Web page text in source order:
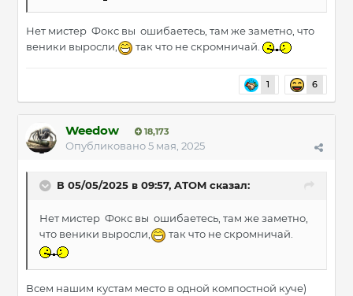
Нет мистер Фокс вы ошибаетесь, там же заметно, что
веники выросли,
так что не скромничай.
1 6
Weedow 18,173
Опубликовано5 мая, 2025
В 05/05/2025 в 09:57, ATOM сказал:
Нет мистер Фокс вы ошибаетесь, там же заметно,
что веники выросли,
так что не скромничай.
Всем нашим кустам место в одной компостной куче)